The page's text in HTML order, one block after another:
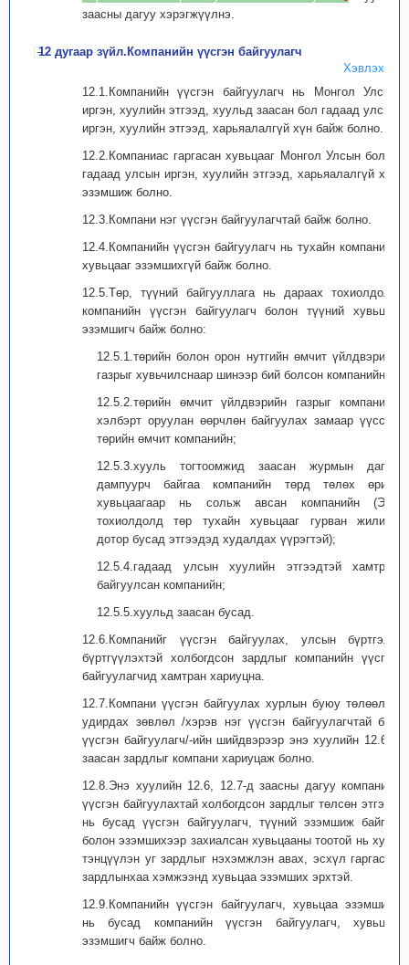
заасны дагуу хэрэгжүүлнэ.
12 дугаар зүйл.Компанийн үүсгэн байгуулагч
Хэвлэх
12.1.Компанийн үүсгэн байгуулагч нь Монгол Улсын
иргэн, хуулийн этгээд, хуульд заасан бол гадаад улсын
иргэн, хуулийн этгээд, харьяалалгүй хүн байж болно.
12.2.Компаниас гаргасан хувьцааг Монгол Улсын болон
гадаад улсын иргэн, хуулийн этгээд, харьяалалгүй хүн
эзэмшиж болно.
12.3.Компани нэг үүсгэн байгуулагчтай байж болно.
12.4.Компанийн үүсгэн байгуулагч нь тухайн компанийн
хувьцааг эзэмшихгүй байж болно.
12.5.Төр, түүний байгууллага нь дараах тохиолдолд
компанийн үүсгэн байгуулагч болон түүний хувьцаа
эзэмшигч байж болно:
12.5.1.төрийн болон орон нутгийн өмчит үйлдвэрийн
газрыг хувьчилснаар шинээр бий болсон компанийн;
12.5.2.төрийн өмчит үйлдвэрийн газрыг компанийн
хэлбэрт оруулан өөрчлөн байгуулах замаар үүссэн
төрийн өмчит компанийн;
12.5.3.хууль тогтоомжид заасан журмын дагуу
дампуурч байгаа компанийн төрд төлөх өрийг
хувьцаагаар нь сольж авсан компанийн (Энэ
тохиолдолд төр тухайн хувьцааг гурван жилийн
дотор бусад этгээдэд худалдах үүрэгтэй);
12.5.4.гадаад улсын хуулийн этгээдтэй хамтран
байгуулсан компанийн;
12.5.5.хуульд заасан бусад.
12.6.Компанийг үүсгэн байгуулах, улсын бүртгэлд
бүртгүүлэхтэй холбогдсон зардлыг компанийн үүсгэн
байгуулагчид хамтран хариуцна.
12.7.Компани үүсгэн байгуулах хурлын буюу төлөөлөн
удирдах зөвлөл /хэрэв нэг үүсгэн байгуулагчтай бол
үүсгэн байгуулагч/-ийн шийдвэрээр энэ хуулийн 12.6-д
заасан зардлыг компани хариуцаж болно.
12.8.Энэ хуулийн 12.6, 12.7-д заасны дагуу компанийг
үүсгэн байгуулахтай холбогдсон зардлыг төлсөн этгээд
нь бусад үүсгэн байгуулагч, түүний эзэмшиж байгаа
болон эзэмшихээр захиалсан хувьцааны тоотой нь хувь
тэнцүүлэн уг зардлыг нэхэмжлэн авах, эсхүл гаргасан
зардлынхаа хэмжээнд хувьцаа эзэмших эрхтэй.
12.9.Компанийн үүсгэн байгуулагч, хувьцаа эзэмшигч
нь бусад компанийн үүсгэн байгуулагч, хувьцаа
эзэмшигч байж болно.